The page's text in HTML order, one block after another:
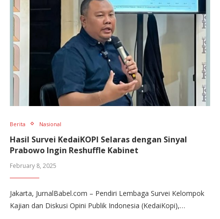
Berita Nasional
Hasil Survei KedaiKOPI Selaras dengan Sinyal
Prabowo Ingin Reshuffle Kabinet
February 8, 2025
Jakarta, JurnalBabel.com – Pendiri Lembaga Survei Kelompok
Kajian dan Diskusi Opini Publik Indonesia (KedaiKopi),…